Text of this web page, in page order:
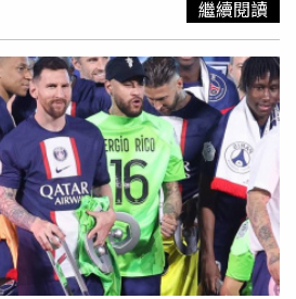
國民黨上下團結一心，以及各縣市
區域立委與不分區立委的鼎力協
與關心的支持者，再向支持者深深
時站在侯友宜身後的發言人楊智
拿出衛生紙擦拭，難掩難過心情，
「後面正妹是誰？」、「後面是
。不少網友則點出，這名正妹就是
銘發言人黃士修，在台上搶麥克風
的楊智伃，過去曾擔任體育記者、
圈，並在2023年1月10日接任國
言人團中最年輕的成員。
繼續閱讀